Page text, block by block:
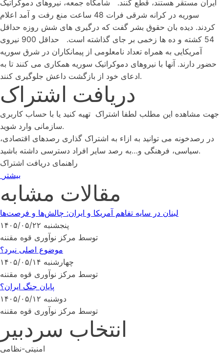
ایران مستقر هستند، قطع کنند. شامگاه جمعه، نیروهای دموکراتیک
سوریه در کرانه شرقی فرات 48 ساعت منع رفت و آمد اعلام
کردند. دیده بان حقوق بشر گفت که درگیری های شش روزه حداقل
54 کشته و ده ها زخمی بر جای گذاشته است. حداقل 900 نیروی
آمریکایی به همراه تعداد نامعلومی از پیمانکاران در شرق سوریه
حضور دارند. آنها با نیروهای دموکراتیک سوریه همکاری می کنند تا به
ادعای خود از بازگشت داعش جلوگیری کنند.
دریافت اشتراک
جهت مشاهده این مطلب لطفا اشتراک تهیه کنید یا با حساب کاربری
سازمانی وارد شوید.
در رصدخونه می توانید به ازاء به اشتراک گذاری رصدهای اقتصادی،
سیاسی، فرهنگی و…به رصد سایر افراد دسترسی داشته باشید.
راهنمای دریافت اشتراک
بیشتر
مقالات مشابه
لبنان در سایه تفاهم آمریکا و ایران: چالش‌ها و فرصت‌ها
پنجشنبه ۱۴۰۵/۰۵/۲۲
توسط مرکز نوآوری قوه مقننه
موضوع اصلی نبرد؟
چهارشنبه ۱۴۰۵/۰۵/۱۴
توسط مرکز نوآوری قوه مقننه
پایان جنگ ایران؟
دوشنبه ۱۴۰۵/۰۵/۱۲
توسط مرکز نوآوری قوه مقننه
انتخاب سردبیر
امنیتی-نظامی